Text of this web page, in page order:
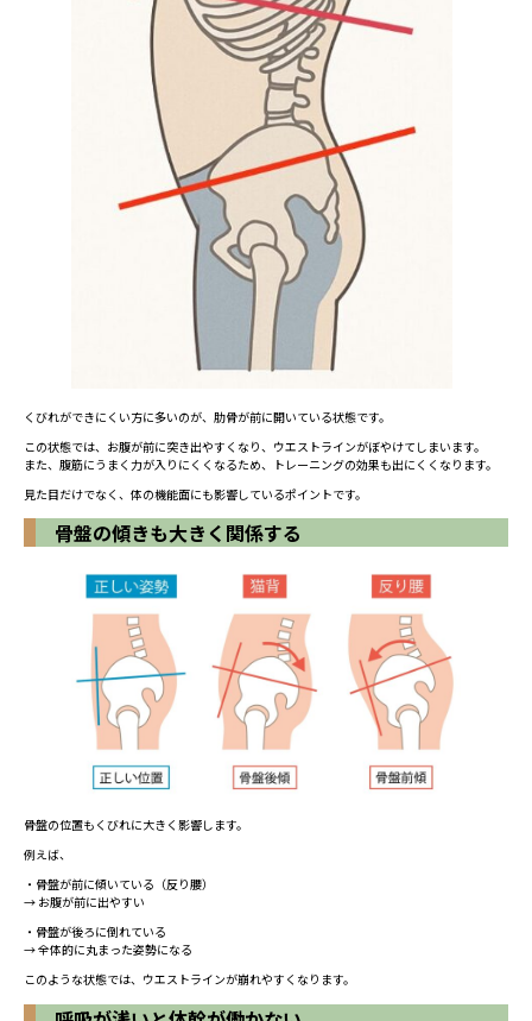
くびれができにくい方に多いのが、肋骨が前に開いている状態です。
この状態では、お腹が前に突き出やすくなり、ウエストラインがぼやけてしまいます。
また、腹筋にうまく力が入りにくくなるため、トレーニングの効果も出にくくなります。
見た目だけでなく、体の機能面にも影響しているポイントです。
骨盤の傾きも大きく関係する
骨盤の位置もくびれに大きく影響します。
例えば、
・骨盤が前に傾いている（反り腰）
→ お腹が前に出やすい
・骨盤が後ろに倒れている
→ 全体的に丸まった姿勢になる
このような状態では、ウエストラインが崩れやすくなります。